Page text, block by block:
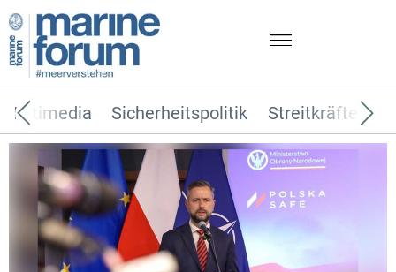
Sicherheitspolitik Streitkräfte
Multimedia